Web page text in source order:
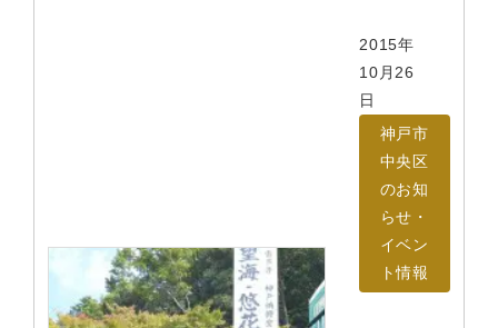
2015年
10月26
日
神戸市
中央区
のお知
らせ・
イベン
ト情報